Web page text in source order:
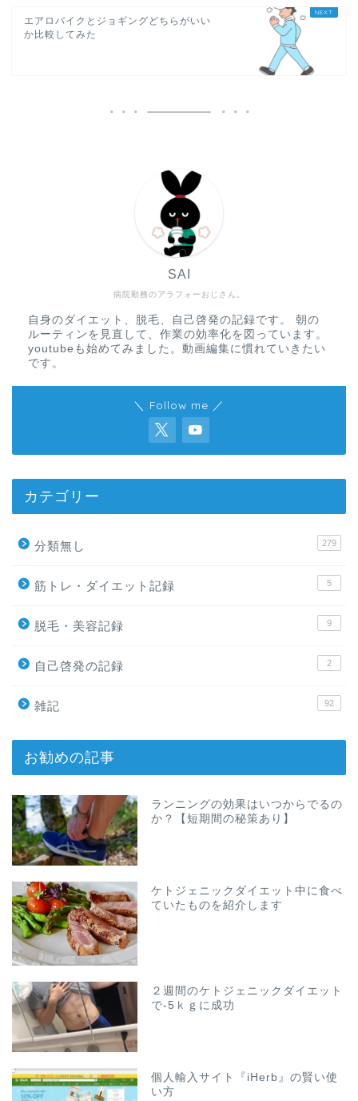
エアロバイクとジョギングどちらがいい
か比較してみた
病院勤務のアラフォーおじさん。
SAI
自身のダイエット、脱毛、自己啓発の記録です。 朝の
ルーティンを見直して、作業の効率化を図っています。
youtubeも始めてみました。動画編集に慣れていきたい
です。
＼ Follow me ／
カテゴリー
分類無し 279
筋トレ・ダイエット記録 5
脱毛・美容記録 9
自己啓発の記録 2
雑記 92
お勧めの記事
ランニングの効果はいつからでるの
か？【短期間の秘策あり】
ケトジェニックダイエット中に食べ
ていたものを紹介します
２週間のケトジェニックダイエット
で-5ｋｇに成功
個人輸入サイト『iHerb』の賢い使
い方